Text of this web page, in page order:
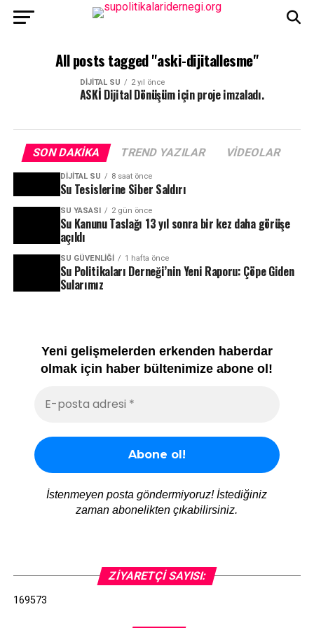
All posts tagged "aski-dijitallesme"
DIJITAL SU 2 yıl önce
ASKİ Dijital Dönüşüm için proje imzaladı.
SON DAKIKA TREND YAZILAR VIDEOLAR
DIJITAL SU 8 saat önce
Su Tesislerine Siber Saldırı
SU YASASI 2 gün önce
Su Kanunu Taslağı 13 yıl sonra bir kez daha görüşe
açıldı
SU GÜVENLIĞI 1 hafta önce
Su Politikaları Derneği’nin Yeni Raporu: Çöpe Giden
Sularımız
Yeni gelişmelerden erkenden haberdar
olmak için haber bültenimize abone ol!
İstenmeyen posta göndermiyoruz! İstediğiniz
zaman abonelikten çıkabilirsiniz.
ZIYARETÇI SAYISI:
169573